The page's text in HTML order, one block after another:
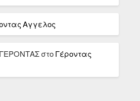
Αγγελος
στο Γέροντας